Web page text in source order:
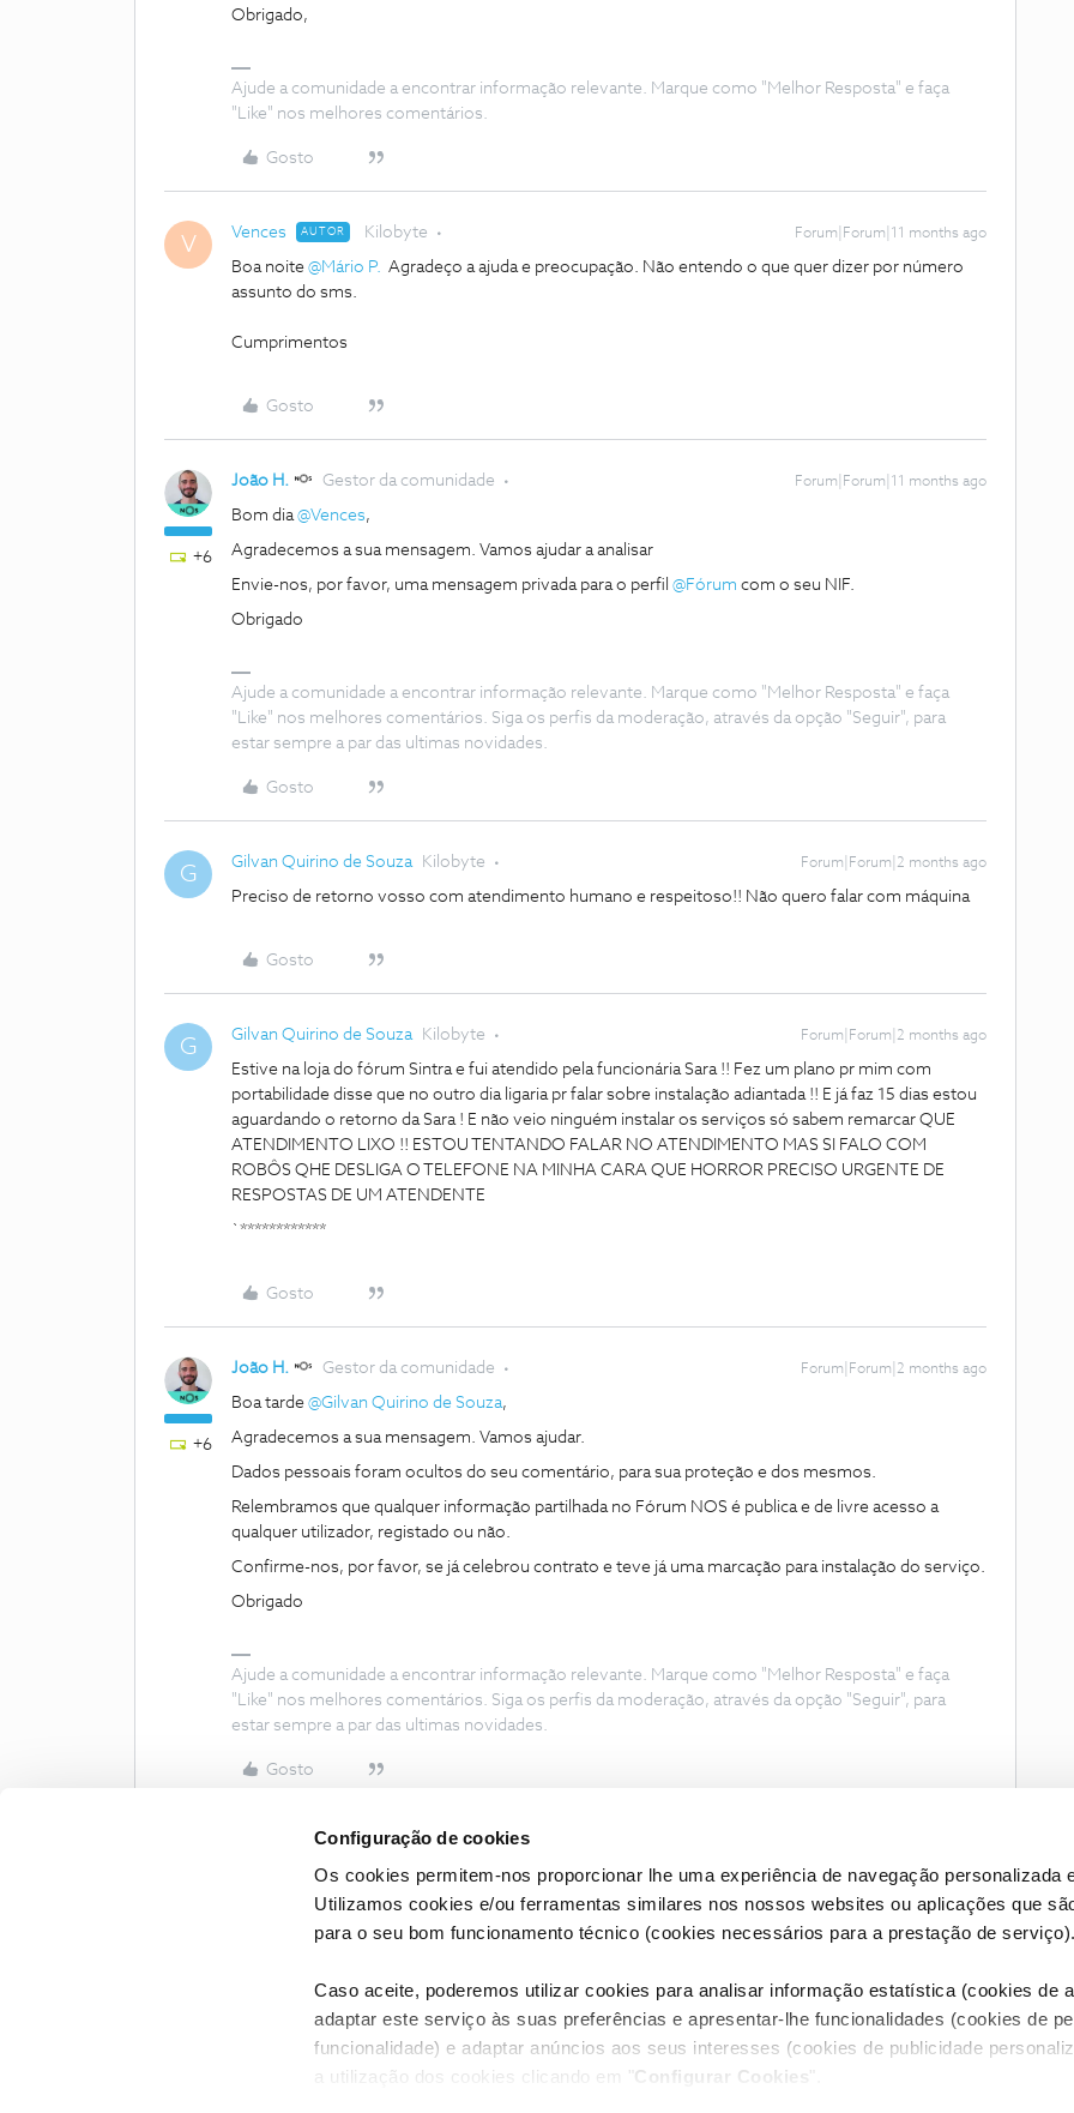
Configuração de cookies
Os cookies permitem-nos proporcionar lhe uma experiência de navegação personalizada
Utilizamos cookies e/ou ferramentas similares nos nossos websites ou aplicações que
para o seu bom funcionamento técnico (cookies necessários para a prestação de serviço).
Caso aceite, poderemos utilizar cookies para analisar informação estatística (cookies de
adaptar este serviço às suas preferências e apresentar-lhe funcionalidades (cookies de
funcionalidade) e adaptar anúncios aos seus interesses (cookies de publicidade
a utilização dos cookies clicando em " Configurar Cookies ".
Obrigado,
Ajude a comunidade a encontrar informação relevante. Marque como "Melhor Resposta" e faça
"Like" nos melhores comentários.
Gosto
V Vences AUTOR Kilobyte Forum|Forum|11 months ago
Boa noite ​ @Mário P. Agradeço a ajuda e preocupação. Não entendo o que quer dizer por número
assunto do sms.
Cumprimentos
Gosto
+6
João H. Gestor da comunidade Forum|Forum|11 months ago
Bom dia ​@Vences,
Agradecemos a sua mensagem. Vamos ajudar a analisar
Envie-nos, por favor, uma mensagem privada para o perfil ​ @Fórum com o seu NIF.
Obrigado
Ajude a comunidade a encontrar informação relevante. Marque como "Melhor Resposta" e faça
"Like" nos melhores comentários. Siga os perfis da moderação, através da opção "Seguir", para
estar sempre a par das ultimas novidades.
Gosto
G Gilvan Quirino de Souza Kilobyte Forum|Forum|2 months ago
Preciso de retorno vosso com atendimento humano e respeitoso!! Não quero falar com máquina
Gosto
G Gilvan Quirino de Souza Kilobyte Forum|Forum|2 months ago
Estive na loja do fórum Sintra e fui atendido pela funcionária Sara !! Fez um plano pr mim com
portabilidade disse que no outro dia ligaria pr falar sobre instalação adiantada !! E já faz 15 dias estou
aguardando o retorno da Sara ! E não veio ninguém instalar os serviços só sabem remarcar QUE
ATENDIMENTO LIXO !! ESTOU TENTANDO FALAR NO ATENDIMENTO MAS SI FALO COM
ROBÔS QHE DESLIGA O TELEFONE NA MINHA CARA QUE HORROR PRECISO URGENTE DE
RESPOSTAS DE UM ATENDENTE
`************
Gosto
+6
João H. Gestor da comunidade Forum|Forum|2 months ago
Boa tarde ​ @Gilvan Quirino de Souza,
Agradecemos a sua mensagem. Vamos ajudar.
Dados pessoais foram ocultos do seu comentário, para sua proteção e dos mesmos.
Relembramos que qualquer informação partilhada no Fórum NOS é publica e de livre acesso a
qualquer utilizador, registado ou não.
Confirme-nos, por favor, se já celebrou contrato e teve já uma marcação para instalação do serviço.
Obrigado
Ajude a comunidade a encontrar informação relevante. Marque como "Melhor Resposta" e faça
"Like" nos melhores comentários. Siga os perfis da moderação, através da opção "Seguir", para
estar sempre a par das ultimas novidades.
Gosto
Condições do Fórum NOS Accessibility statement